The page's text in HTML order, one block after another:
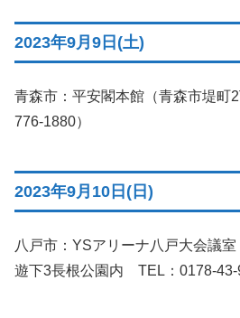
2023年9月9日(土)
青森市：平安閣本館（青森市堤
776-1880）
2023年9月10日(日)
八戸市：YSアリーナ八戸大会議
遊下3長根公園内 TEL：0178-43-